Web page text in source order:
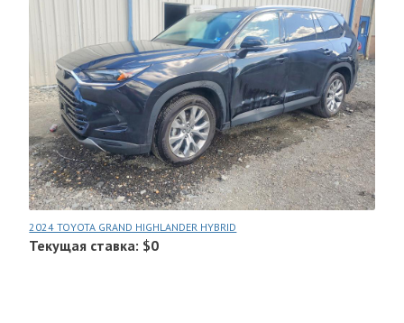
2024 TOYOTA GRAND HIGHLANDER HYBRID
Текущая ставка: $0